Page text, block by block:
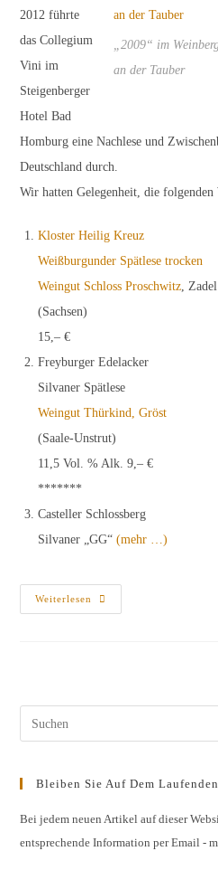
„2009“ im
an der Tauber
2012 führte
das Collegium
Vini im
Steigenberger
Hotel Bad
Homburg eine Nachlese und
Deutschland durch.
Wir hatten Gelegenheit, die folgenden
Kloster Heilig Kreuz
Weißburgunder Spätlese trocken
Weingut Schloss Proschwitz,
(Sachsen)
15,– €
Freyburger Edelacker
Silvaner Spätlese
Weingut Thürkind, Gröst
(Saale-Unstrut)
11,5 Vol. % Alk. 9,– €
*******
Casteller Schlossberg
Silvaner „GG“(mehr …)
Weiterlesen
Festliche
Weinprobe
Bleiben Sie Auf Dem
Bei jedem neuen Artikel auf dieser
entsprechende Information per Email -